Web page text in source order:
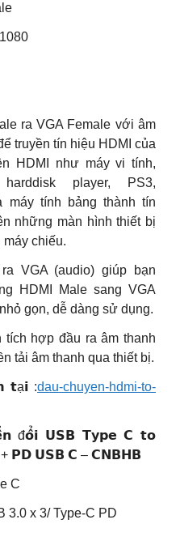
ra VGA Female với âm
truyền tín hiệu HDMI của
HDMI như máy vi tính,
harddisk player, PS3,
máy tính bảng thành tín
những màn hình thiết bị
máy chiếu.
VGA (audio) giúp bạn
HDMI Male sang VGA
gọn, dễ dàng sử dụng.
hợp đầu ra âm thanh
tải âm thanh qua thiết bị.
𝘁ạ𝗶 :dau-chuyen-hdmi-to-
đ𝗼̂̉𝗶 𝗨𝗦𝗕 𝗧𝘆𝗽𝗲 𝗖 𝘁𝗼
+ 𝗣𝗗 𝗨𝗦𝗕 𝗖 – 𝗖𝗡𝗕𝗛𝗕
C
3.0 x 3/ Type-C PD